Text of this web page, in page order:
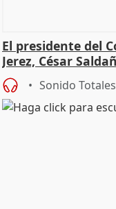
El presidente del
Jerez, César
Sonido Totales